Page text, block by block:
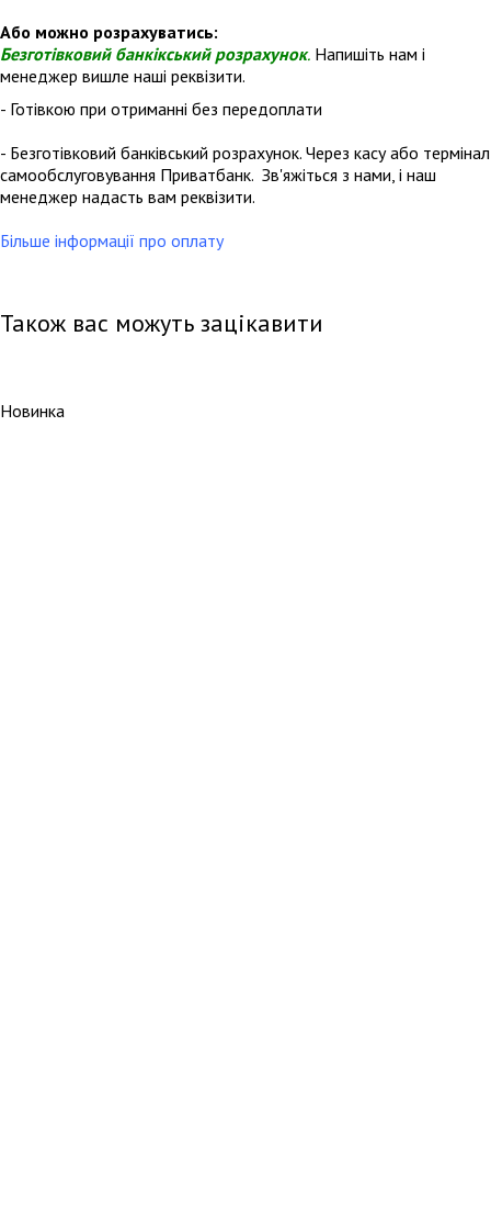
Або можно розрахуватись:
Безготівковий банкікський розрахунок. Напишіть нам і
менеджер вишле наші реквізити.
- Готівкою при отриманні без передоплати
- Безготівковий банківський розрахунок. Через касу або термінал
самообслуговування Приватбанк. Зв'яжіться з нами, і наш
менеджер надасть вам реквізити.
Більше інформації про оплату
Також вас можуть зацікавити
Новинка